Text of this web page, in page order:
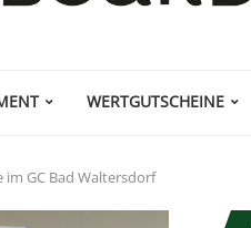
WERTGUTSCHEINE
GC Bad Waltersdorf